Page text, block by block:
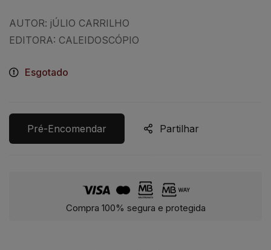
AUTOR: jÚLIO CARRILHO
EDITORA: CALEIDOSCÓPIO
Esgotado
Pré-Encomendar Partilhar
Compra 100% segura e protegida